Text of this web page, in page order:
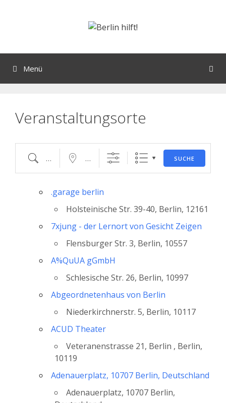
Menü
Veranstaltungsorte
SUCHE
.garage berlin
Holsteinische Str. 39-40, Berlin, 12161
7xjung - der Lernort von Gesicht Zeigen
Flensburger Str. 3, Berlin, 10557
A%QuUA gGmbH
Schlesische Str. 26, Berlin, 10997
Abgeordnetenhaus von Berlin
Niederkirchnerstr. 5, Berlin, 10117
ACUD Theater
Veteranenstrasse 21, Berlin , Berlin,
10119
Adenauerplatz, 10707 Berlin, Deutschland
Adenauerplatz, 10707 Berlin,